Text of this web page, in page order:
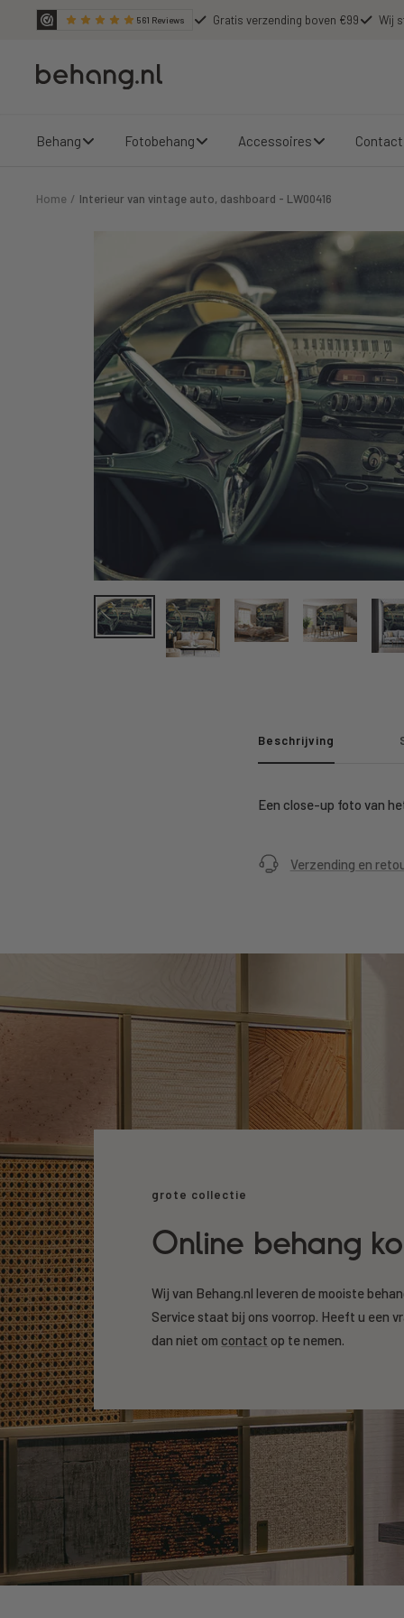
561 Reviews Gratis verzending boven €99 Wij
Behang.nl
Behang Fotobehang Accessoires Contact
Home Interieur van vintage auto, dashboard - LW00416
Beschrijving
Een close-up foto van
Verzending en
grote collectie
Online behang
Wij van Behang.nl leveren de mooiste
Service staat bij ons voorrop. Heeft u een
dan niet omcontact op te nemen.